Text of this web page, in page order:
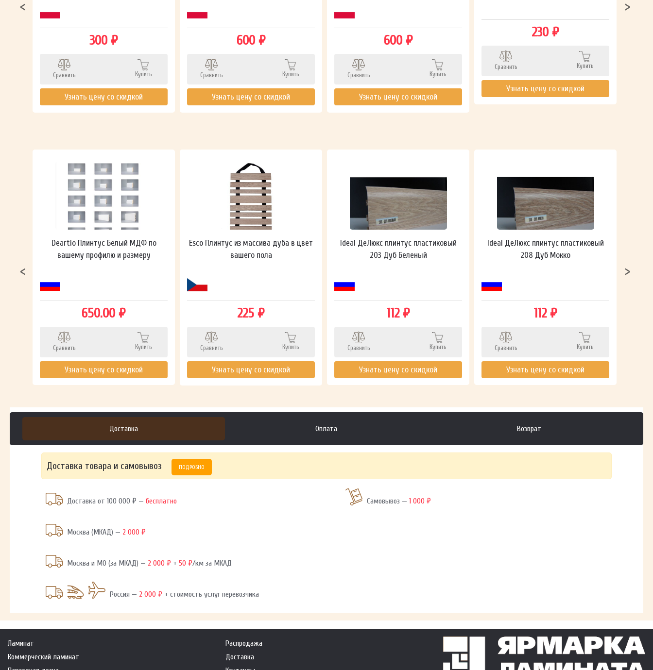
300 ₽
Сравнить Купить
Узнать цену со скидкой
600 ₽
Сравнить Купить
Узнать цену со скидкой
600 ₽
Сравнить Купить
Узнать цену со скидкой
230 ₽
Сравнить Купить
Узнать цену со скидкой
Deartio Плинтус Белый МДФ по
вашему профилю и размеру
650.00 ₽
Сравнить Купить
Узнать цену со скидкой
Esco Плинтус из массива дуба в цвет
вашего пола
225 ₽
Сравнить Купить
Узнать цену со скидкой
Ideal ДеЛюкс плинтус пластиковый
203 Дуб Беленый
112 ₽
Сравнить Купить
Узнать цену со скидкой
Ideal ДеЛюкс плинтус пластиковый
208 Дуб Мокко
112 ₽
Сравнить Купить
Узнать цену со скидкой
Доставка Оплата Возврат
Доставка товара и самовывоз ПОДРОБНО
Доставка от 100 000 ₽ —бесплатно
Москва (МКАД) — 2 000 ₽
Москва и МО (за МКАД) — 2 000 ₽ +50 ₽/км за МКАД
Россия — 2 000 ₽ + стоимость услуг перевозчика
Самовывоз —1 000 ₽
Ламинат
Коммерческий ламинат
Распродажа
Доставка